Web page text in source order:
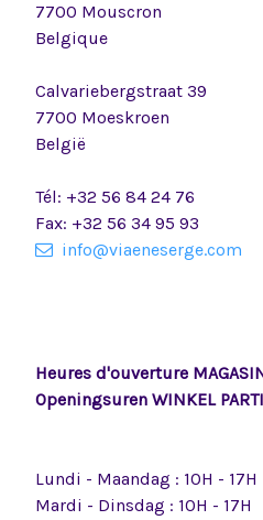
7700 Mouscron
Belgique
Calvariebergstraat 39
7700 Moeskroen
België
Tél: +32 56 84 24 76
Fax: +32 56 34 95 93
info@viaeneserge.com
Heures d'ouverture
Openingsuren WINKEL
Lundi - Maandag : 10H - 17H
Mardi - Dinsdag : 10H - 17H